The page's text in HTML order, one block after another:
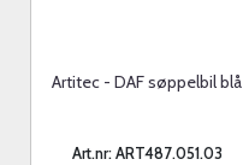
Artitec - DAF søppelbil blå
Art.nr: ART487.051.03